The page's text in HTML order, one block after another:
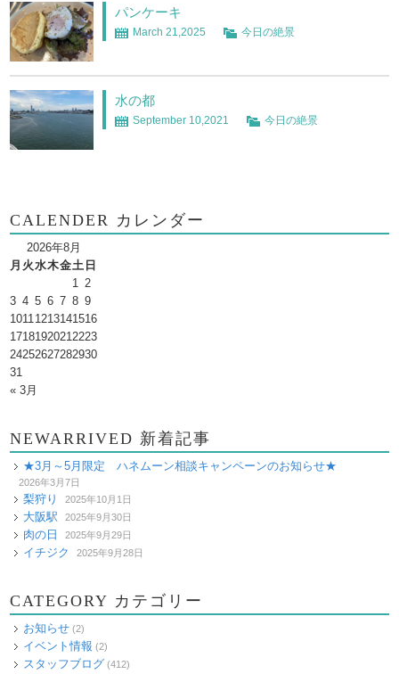
パンケーキ
March 21,2025 今日の絶景
水の都
September 10,2021 今日の絶景
CALENDER カレンダー
2026年8月
月 火水木金土 日
1 2
3 4 5 6 7 8 9
10111213141516
17181920212223
24252627282930
31
« 3月
NEWARRIVED 新着記事
★3月～5月限定 ハネムーン相談キャンペーンのお知らせ★
2026年3月7日
梨狩り 2025年10月1日
大阪駅 2025年9月30日
肉の日 2025年9月29日
イチジク 2025年9月28日
CATEGORY カテゴリー
お知らせ (2)
イベント情報 (2)
スタッフブログ (412)